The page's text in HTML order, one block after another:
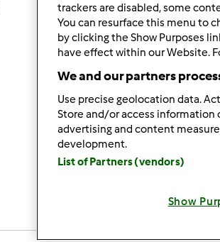
Mar, 02/18/2014 - 21:40
Grazie TEAM!
Cercherò di fare
per evitare confusione tra le
Salutone
trackers are disabled, some
You can resurface this menu to
by clicking the Show Purposes
have effect within our Website.
We and our partners
Use precise geolocation data.
Store and/or access information
advertising and content
development.
List of Partners (vendors)
Show